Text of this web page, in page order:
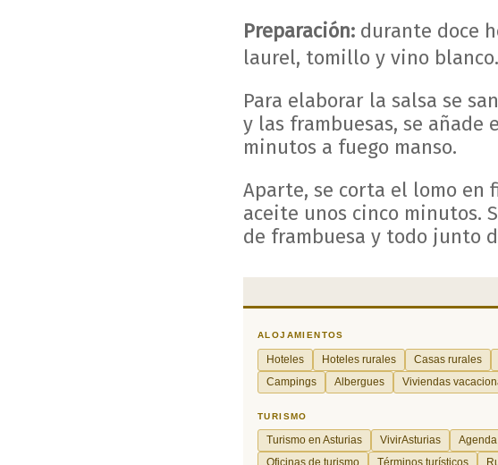
Preparación: durante doce
laurel, tomillo y vino blanco.
Para elaborar la salsa se
y las frambuesas, se
minutos a fuego manso.
Aparte, se corta el lomo en
aceite unos cinco minutos.
de frambuesa y todo junto